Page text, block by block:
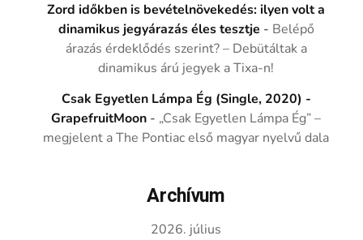
Zord időkben is bevételnövekedés: ilyen volt a
dinamikus jegyárazás éles tesztje - Belépő
árazás érdeklődés szerint? – Debütáltak a
dinamikus árú jegyek a Tixa-n!
Csak Egyetlen Lámpa Ég (Single, 2020) -
GrapefruitMoon - „Csak Egyetlen Lámpa Ég” –
megjelent a The Pontiac első magyar nyelvű dala
Archívum
2026. július